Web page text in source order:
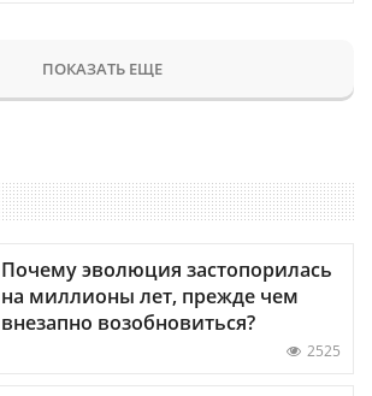
ПОКАЗАТЬ ЕЩЕ
Почему эволюция застопорилась
на миллионы лет, прежде чем
внезапно возобновиться?
2525